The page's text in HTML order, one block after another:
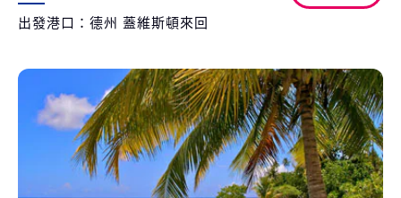
出發港口：德州 蓋維斯頓來回